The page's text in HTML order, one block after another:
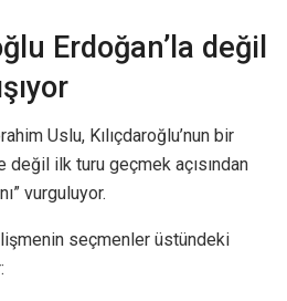
Erdoğan’la değil
Uslu, Kılıçdaroğlu’nun bir
değil ilk turu geçmek açısından
vurguluyor.
seçmenler üstündeki